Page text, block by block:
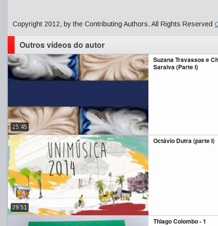
Copyright 2012, by the Contributing Authors. All Rights Reserved
Outros vídeos do autor
Suzana Travassos e
Saraiva (Parte I)
25:45
Octávio Dutra (parte I)
29:51
Thiago Colombo - 1